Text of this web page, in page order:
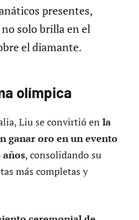
presentes,
solo brilla en el
el diamante.
olímpica
Liu se convirtió en la
ganar oro en un evento
, consolidando su
más completas y